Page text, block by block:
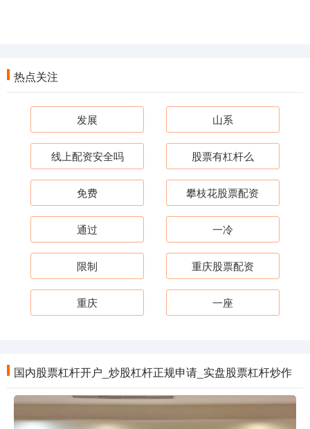
热点关注
发展 山系
线上配资安全吗 股票有杠杆么
免费 攀枝花股票配资
通过 一冷
限制 重庆股票配资
重庆 一座
国内股票杠杆开户_炒股杠杆正规申请_实盘股票杠杆炒作